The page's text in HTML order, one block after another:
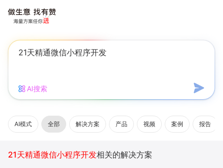
AI搜索
AI模式 全部 解决方案 产品 视频 案例 报告
21天精通微信小程序开发相关的解决方案